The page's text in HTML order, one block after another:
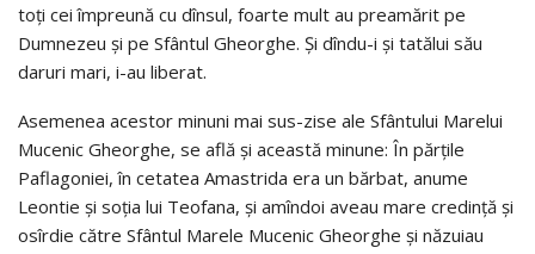
toţi cei împreună cu dînsul, foarte mult au preamărit pe
Dumnezeu şi pe Sfântul Gheorghe. Şi dîndu-i şi tatălui său
daruri mari, i-au liberat.
Asemenea acestor minuni mai sus-zise ale Sfântului Marelui
Mucenic Gheorghe, se află şi această minune: În părţile
Paflagoniei, în cetatea Amastrida era un bărbat, anume
Leontie şi soţia lui Teofana, şi amîndoi aveau mare credinţă şi
osîrdie către Sfântul Marele Mucenic Gheorghe şi năzuiau